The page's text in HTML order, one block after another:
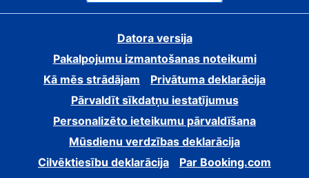
Datora versija
Pakalpojumu izmantošanas noteikumi
Kā mēs strādājam
Privātuma deklarācija
Pārvaldīt sīkdatņu iestatījumus
Personalizēto ieteikumu pārvaldīšana
Mūsdienu verdzības deklarācija
Cilvēktiesību deklarācija
Par Booking.com